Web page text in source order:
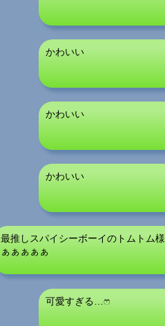
かわいい
かわいい
かわいい
最推しスパイシーボーイのトムトム様
ぁぁぁぁぁ
可愛すぎる…ෆ‪